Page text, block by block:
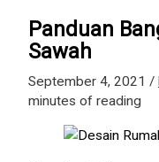
Panduan
Sawah
September 4, 2021 /
minutes of reading